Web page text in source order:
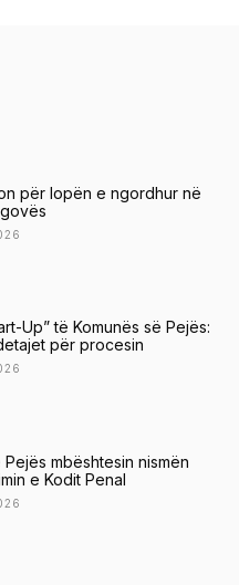
për lopën e ngordhur në
Up” të Komunës së Pejës:
për procesin
mbështesin nismën
e Kodit Penal